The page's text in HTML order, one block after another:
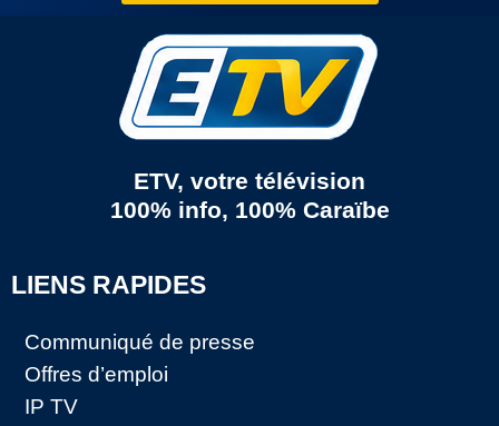
ETV, votre télévision
100% info, 100% Caraïbe
LIENS RAPIDES
Communiqué de presse
Offres d’emploi
IP TV